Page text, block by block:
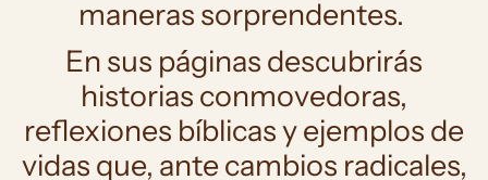
maneras sorprendentes.
En sus páginas descubrirás
historias conmovedoras,
reflexiones bíblicas y ejemplos de
vidas que, ante cambios radicales,